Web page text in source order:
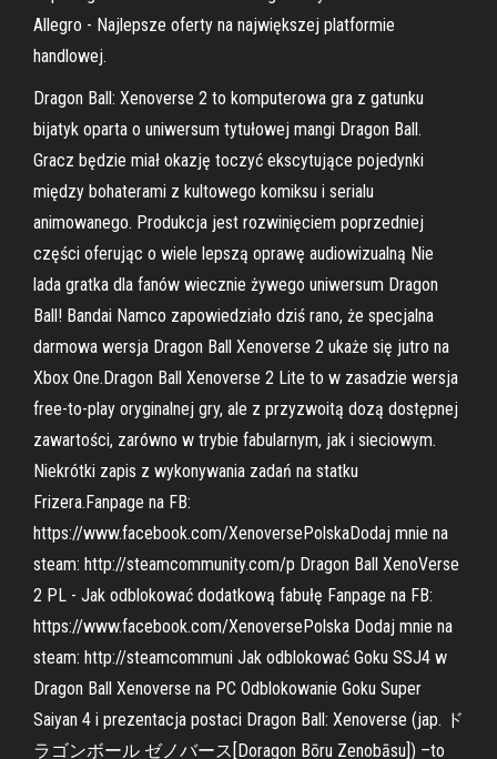
Allegro - Najlepsze oferty na największej platformie
handlowej.
Dragon Ball: Xenoverse 2 to komputerowa gra z gatunku
bijatyk oparta o uniwersum tytułowej mangi Dragon Ball.
Gracz będzie miał okazję toczyć ekscytujące pojedynki
między bohaterami z kultowego komiksu i serialu
animowanego. Produkcja jest rozwinięciem poprzedniej
części oferując o wiele lepszą oprawę audiowizualną Nie
lada gratka dla fanów wiecznie żywego uniwersum Dragon
Ball! Bandai Namco zapowiedziało dziś rano, że specjalna
darmowa wersja Dragon Ball Xenoverse 2 ukaże się jutro na
Xbox One.Dragon Ball Xenoverse 2 Lite to w zasadzie wersja
free-to-play oryginalnej gry, ale z przyzwoitą dozą dostępnej
zawartości, zarówno w trybie fabularnym, jak i sieciowym.
Niekrótki zapis z wykonywania zadań na statku
Frizera.Fanpage na FB:
https://www.facebook.com/XenoversePolskaDodaj mnie na
steam: http://steamcommunity.com/p Dragon Ball XenoVerse
2 PL - Jak odblokować dodatkową fabułę Fanpage na FB:
https://www.facebook.com/XenoversePolska Dodaj mnie na
steam: http://steamcommuni Jak odblokować Goku SSJ4 w
Dragon Ball Xenoverse na PC Odblokowanie Goku Super
Saiyan 4 i prezentacja postaci Dragon Ball: Xenoverse (jap. ド
ラゴンボール ゼノバース[Doragon Bōru Zenobāsu]) –to